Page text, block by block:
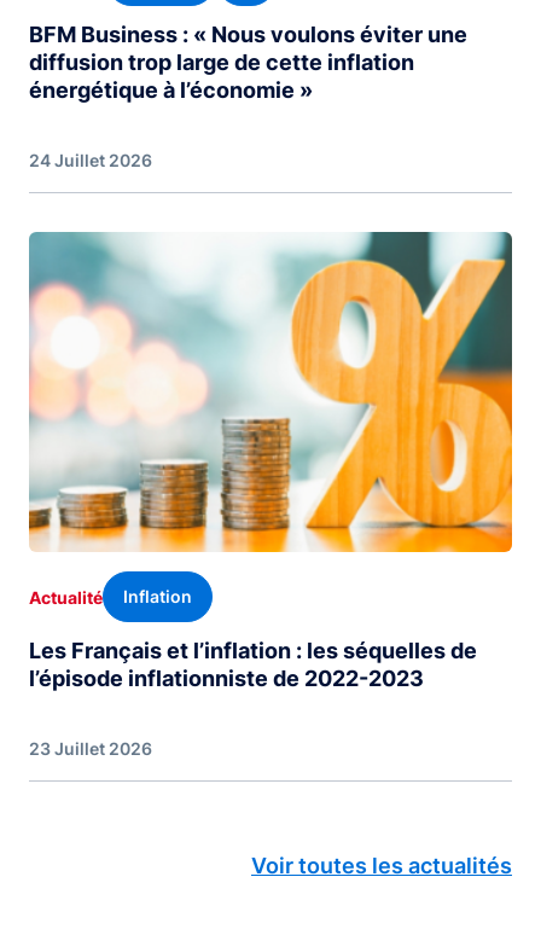
BFM Business : « Nous voulons éviter une
diffusion trop large de cette inflation
énergétique à l’économie »
24 Juillet 2026
Image
Actualité Inflation
Les Français et l’inflation : les séquelles de
l’épisode inflationniste de 2022-2023
23 Juillet 2026
Voir toutes les actualités